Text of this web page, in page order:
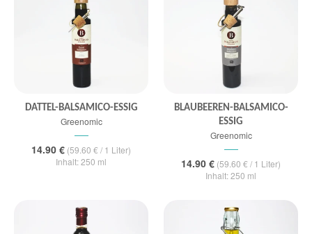
DATTEL-BALSAMICO-ESSIG
Greenomic
14.90 € (59.60 € / 1 Liter)
Inhalt: 250 ml
BLAUBEEREN-BALSAMICO-
ESSIG
Greenomic
14.90 € (59.60 € / 1 Liter)
Inhalt: 250 ml